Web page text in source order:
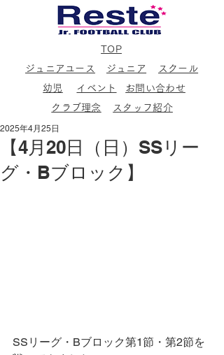
TOP
ジュニアユース
ジュニア
スクール
幼児
イベント
お問い合わせ
クラブ理念
スタッフ紹介
【4月20日（日）SSリー
グ・Bブロック】
2025年4月25日
SSリーグ・Bブロック第1節・第2節を